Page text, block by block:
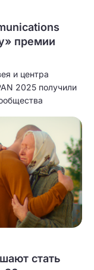
премии
и центра
2025 получили
стать